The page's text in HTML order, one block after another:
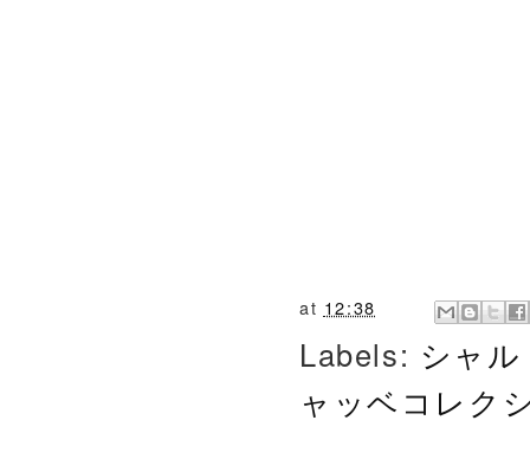
at 12:38
Labels: シャ
ャッベコレク